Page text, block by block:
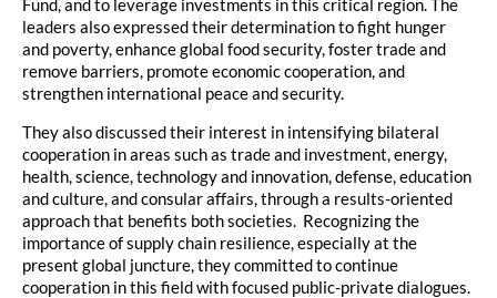
Fund, and to leverage investments in this critical region. The
leaders also expressed their determination to fight hunger
and poverty, enhance global food security, foster trade and
remove barriers, promote economic cooperation, and
strengthen international peace and security.
They also discussed their interest in intensifying bilateral
cooperation in areas such as trade and investment, energy,
health, science, technology and innovation, defense, education
and culture, and consular affairs, through a results-oriented
approach that benefits both societies. Recognizing the
importance of supply chain resilience, especially at the
present global juncture, they committed to continue
cooperation in this field with focused public-private dialogues.